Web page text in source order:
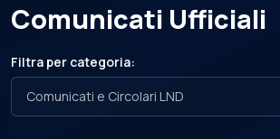
Comunicati Ufficiali
Filtra per categoria: